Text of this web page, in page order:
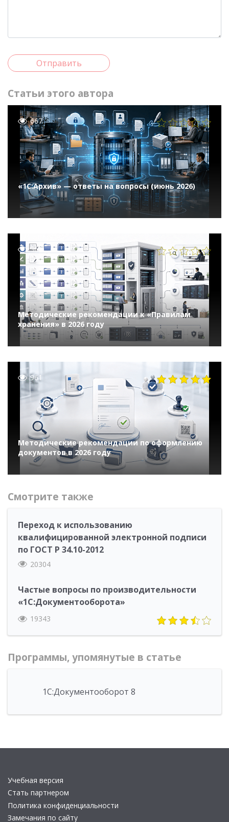
Отправить
Статьи этого автора
667
«1С:Архив» — ответы на вопросы (июнь 2026)
361
Методические рекомендации к «Правилам
хранения» в 2026 году
961
Методические рекомендации по оформлению
документов в 2026 году
Смотрите также
Переход к использованию
квалифицированной электронной подписи
по ГОСТ Р 34.10-2012
20304
Частые вопросы по производительности
«1С:Документооборота»
19343
Программы, упомянутые в статье
1С:Документооборот 8
Учебная версия
Стать партнером
Политика конфиденциальности
Замечания по сайту